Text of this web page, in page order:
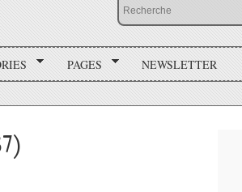
PAGES NEWSLETTER